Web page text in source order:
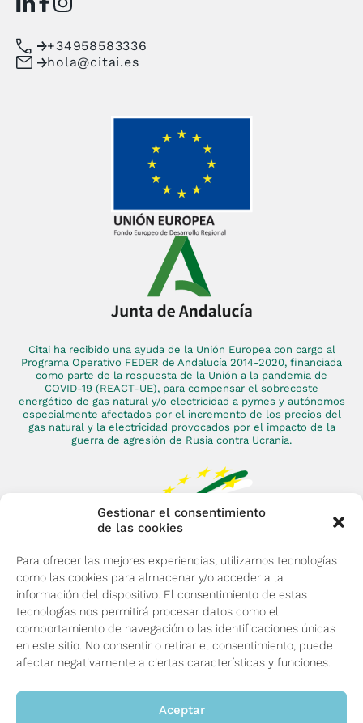
Gestionar el consentimiento
de las cookies
Para ofrecer las mejores experiencias, utilizamos tecnologías
como las cookies para almacenar y/o acceder a la
información del dispositivo. El consentimiento de estas
tecnologías nos permitirá procesar datos como el
comportamiento de navegación o las identificaciones únicas
en este sitio. No consentir o retirar el consentimiento, puede
afectar negativamente a ciertas características y funciones.
Aceptar
+34958583336
hola@citai.es
Citai ha recibido una ayuda de la Unión Europea con cargo al
Programa Operativo FEDER de Andalucía 2014-2020, financiada
como parte de la respuesta de la Unión a la pandemia de
COVID-19 (REACT-UE), para compensar el sobrecoste
energético de gas natural y/o electricidad a pymes y autónomos
especialmente afectados por el incremento de los precios del
gas natural y la electricidad provocados por el impacto de la
guerra de agresión de Rusia contra Ucrania.